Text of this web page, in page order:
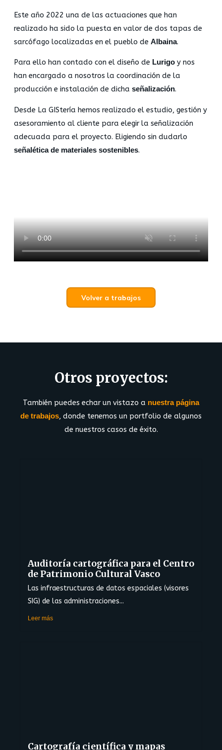
Este año 2022 una de las actuaciones que han
realizado ha sido la puesta en valor de dos tapas de
sarcófago localizadas en el pueblo de Albaina.
Para ello han contado con el diseño de Lurigo y nos
han encargado a nosotros la coordinación de la
producción e instalación de dicha señalización.
Desde La GIStería hemos realizado el estudio, gestión y
asesoramiento al cliente para elegir la señalización
adecuada para el proyecto. Eligiendo sin dudarlo
señalética de materiales sostenibles.
Volver a trabajos
Otros proyectos:
También puedes echar un vistazo a nuestra página
de trabajos, donde tenemos un portfolio de algunos
de nuestros casos de éxito.
Auditoría cartográfica para el Centro
de Patrimonio Cultural Vasco
Las infraestructuras de datos espaciales (visores
SIG) de las administraciones...
Leer más
Cartografía científica y mapas